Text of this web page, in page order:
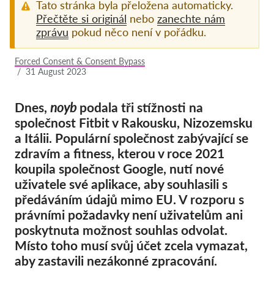
Exercise your rights!
Pordporte nás!
Příspěvky
Sponzorství
Daňová uznatelnost
Přihlášení člena
O nás
Tým
Výroční zprávy
Otázky a odpovědi
Tato stránka byla přeložena automaticky.
Přečtěte si originál nebo zanechte nám
zprávu pokud něco není v pořádku.
Forced Consent & Consent Bypass
/ 31 August 2023
Dnes, noyb podala tři stížnosti na
společnost Fitbit v Rakousku, Nizozemsku
a Itálii. Populární společnost zabývající se
zdravím a fitness, kterou v roce 2021
koupila společnost Google, nutí nové
uživatele své aplikace, aby souhlasili s
předáváním údajů mimo EU. V rozporu s
právními požadavky není uživatelům ani
poskytnuta možnost souhlas odvolat.
Místo toho musí svůj účet zcela vymazat,
aby zastavili nezákonné zpracování.